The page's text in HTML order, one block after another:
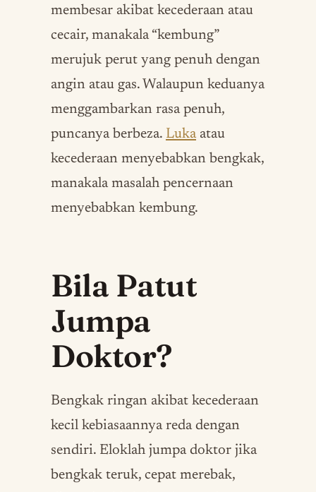
membesar akibat kecederaan atau
cecair, manakala “kembung”
merujuk perut yang penuh dengan
angin atau gas. Walaupun keduanya
menggambarkan rasa penuh,
puncanya berbeza. Lukaatau
kecederaan menyebabkan bengkak,
manakala masalah pencernaan
menyebabkan kembung.
Bila Patut
Jumpa
Doktor?
Bengkak ringan akibat kecederaan
kecil kebiasaannya reda dengan
sendiri. Eloklah jumpa doktor jika
bengkak teruk, cepat merebak,